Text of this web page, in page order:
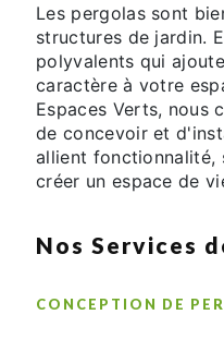
Les pergolas sont
structures de jardin.
polyvalents qui
caractère à votre
Espaces Verts, nous
de concevoir et
allient fonctionnalité,
créer un espace de
Nos Services
CONCEPTION DE